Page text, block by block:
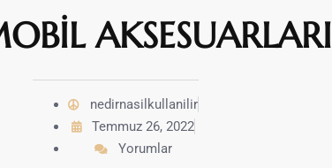
AKSESUARLARI
nedirnasilkullanilir
Temmuz 26, 2022
Yorumlar